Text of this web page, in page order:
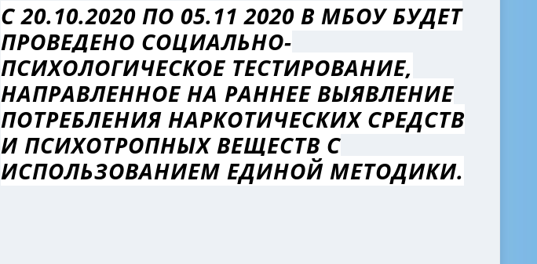
С 20.10.2020 ПО 05.11 2020 В МБОУ БУДЕТ
ПРОВЕДЕНО СОЦИАЛЬНО-
ПСИХОЛОГИЧЕСКОЕ ТЕСТИРОВАНИЕ,
НАПРАВЛЕННОЕ НА РАННЕЕ ВЫЯВЛЕНИЕ
ПОТРЕБЛЕНИЯ НАРКОТИЧЕСКИХ СРЕДСТВ
И ПСИХОТРОПНЫХ ВЕЩЕСТВ С
ИСПОЛЬЗОВАНИЕМ ЕДИНОЙ МЕТОДИКИ.